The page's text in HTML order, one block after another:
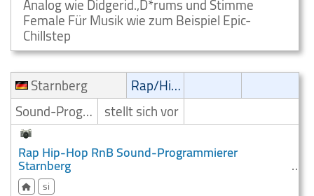
Female Für Musik wie zum Beispiel Epic-
Chillstep
Starnberg
Rap/Hip-Hop/RnB
Sound-Programmierer stellt sich vor
Rap Hip-Hop RnB Sound-Programmierer
Starnberg
si